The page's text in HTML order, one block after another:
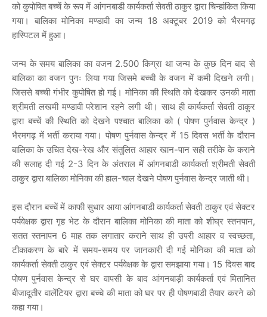
को कुपोषित बच्चें के रूप में आंगनबाडी कार्यकर्ता सेवती ठाकुर द्वारा चिन्हांकित किया
गया। बालिका मोनिका मण्डावी का जन्म 18 अक्टूबर 2019 को भैरमगढ़
हास्पिटल में हुआ।
जन्म के समय बालिका का वजन 2.500 किग्रा था जन्म के कुछ दिन बाद से
बालिका का वजन पुनः लिया गया जिसमे बच्ची के वजन में कमी दिखने लगी।
जिससे बच्ची गंभीर कुपोषित हो गई। मोनिका की स्थिति को देखकर उनकी माता
श्रीमती लखमी मण्डावी परेशान रहने लगी थी। साथ ही कार्यकर्ता सेवती ठाकुर
द्वारा बच्चें की स्थिति को देखने पश्चात बालिका को ( पोषण पुर्नवास केन्द्र )
भैरमगढ़ में भर्ती कराया गया। पोषण पुर्नवास केन्द्र में 15 दिवस भर्ती के दौरान
बालिका के उचित देख-रेख और संतुलित आहार खान-पान सही तरीके के कराने
की सलाह दी गई 2-3 दिन के अंतराल में आंगनबाडी कार्यकर्ता श्रीमती सेवती
ठाकुर द्वारा बालिका मोनिका की हाल-चाल देखने पोषण पुर्नवास केन्द्र जाती थी।
इस दौरान बच्चें में काफी सुधार आया आंगनबाडी कार्यकर्ता सेवती ठाकुर एवं सेक्टर
पर्यवेक्षक द्वारा गृह भेट के दौरान बालिका मोनिका की माता को शीघ्र स्तनपान,
सतत स्तनापन 6 माह तक लगातार कराने साथ ही उपरी आहार व स्वच्छता,
टीकाकरण के बारे में समय-समय पर जानकारी दी गई मोनिका की माता को
कार्यकर्ता सेवती ठाकुर एवं सेक्टर पर्यवेक्षक के द्वारा समझाया गया। 15 दिवस बाद
पोषण पुर्नवास केन्द्र से घर वापसी के बाद आंगनबाड़ी कार्यकर्ता एवं मितानित
बीजादूतीर वालेंटियर द्वारा बच्चे की माता को घर पर ही पोषणबाडी तैयार करने को
कहा गया।